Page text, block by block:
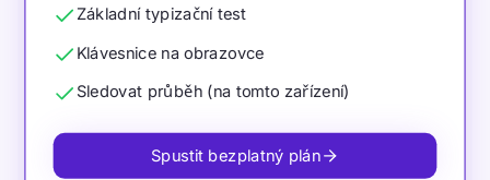
Základní typizační test
Klávesnice na obrazovce
Sledovat průběh (na tomto zařízení)
Spustit bezplatný plán